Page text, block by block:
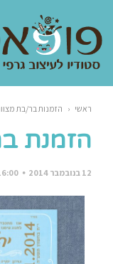
ראשי ‹ הזמנות בר/בת
הזמנת
12 בנובמבר 2014